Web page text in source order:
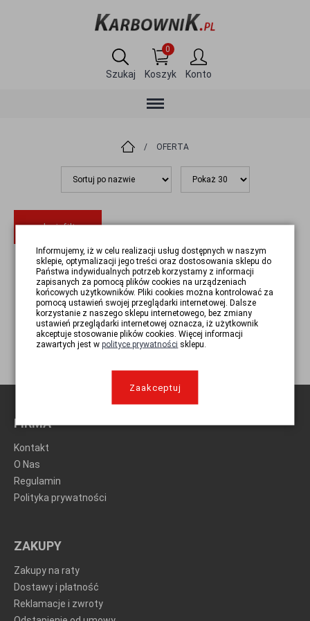
Szukaj
0
Koszyk Konto
/ OFERTA
pokaż filtry
(brak produktów)
FIRMA
Kontakt
O Nas
Regulamin
Polityka prywatności
ZAKUPY
Zakupy na raty
Dostawy i płatność
Reklamacje i zwroty
Informujemy, iż w celu realizacji usług dostępnych w naszym
sklepie, optymalizacji jego treści oraz dostosowania sklepu do
Państwa indywidualnych potrzeb korzystamy z informacji
zapisanych za pomocą plików cookies na urządzeniach
końcowych użytkowników. Pliki cookies można kontrolować za
pomocą ustawień swojej przeglądarki internetowej. Dalsze
korzystanie z naszego sklepu internetowego, bez zmiany
ustawień przeglądarki internetowej oznacza, iż użytkownik
akceptuje stosowanie plików cookies. Więcej informacji
zawartych jest wpolityce prywatności sklepu.
Zaakceptuj